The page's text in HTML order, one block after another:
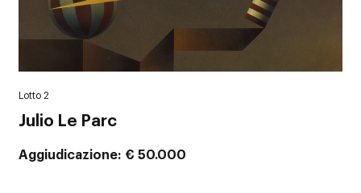
Lotto 2
Julio Le Parc
Aggiudicazione € 50.000